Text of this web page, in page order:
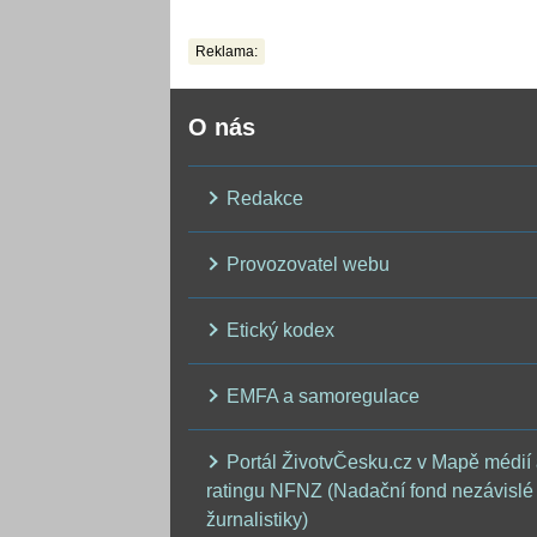
Reklama:
O nás
Redakce
Provozovatel webu
Etický kodex
EMFA a samoregulace
Portál ŽivotvČesku.cz v Mapě médií
ratingu NFNZ (Nadační fond nezávislé
žurnalistiky)